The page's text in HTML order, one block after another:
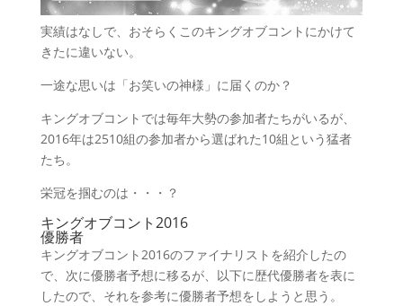
実績はなしで、おそらくこのキングオブコントにかけて
きたに違いない。
一途な思いは「お笑いの神様」に届くのか？
キングオブコントでは毎年大勢の参加者たちがいるが、
2016年は2510組の参加者から選ばれた10組という猛者
たち。
栄冠を掴むのは・・・？
キングオブコント2016
優勝者
キングオブコント2016のファイナリストを紹介したの
で、次に優勝者予想に移るが、以下に歴代優勝者を表に
したので、それを参考に優勝者予想をしようと思う。